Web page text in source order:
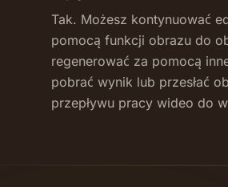
Tak. Możesz kontynuować
pomocą funkcji obrazu do
regenerować za pomocą
pobrać wynik lub przesłać
przepływu pracy wideo do